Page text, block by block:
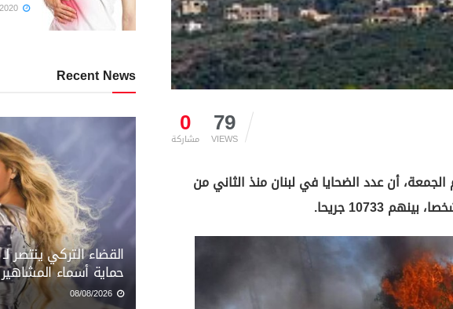
0
مشاركة 79
VIEWS
أن عدد الضحايا في لبنان منذ الثاني من
Recent News
القضاء التركي ينتصر
حماية أسماء المشاهير